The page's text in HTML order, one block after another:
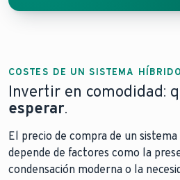
COSTES DE UN SISTEMA HÍBRIDO
Invertir en comodidad:
esperar.
El precio de compra de un
depende de factores como la
condensación moderna o la